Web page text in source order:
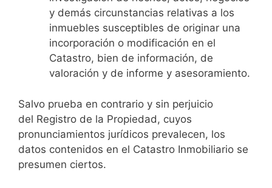
y demás circunstancias relativas a los
inmuebles susceptibles de originar una
incorporación o modificación en el
Catastro, bien de información, de
valoración y de informe y asesoramiento.
Salvo prueba en contrario y sin perjuicio
del Registro de la Propiedad, cuyos
pronunciamientos jurídicos prevalecen, los
datos contenidos en el Catastro Inmobiliario se
presumen ciertos.